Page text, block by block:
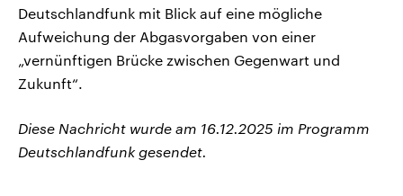
Deutschlandfunk mit Blick auf eine mögliche
Aufweichung der Abgasvorgaben von einer
„vernünftigen Brücke zwischen Gegenwart und
Zukunft“.
Diese Nachricht wurde am 16.12.2025 im Programm
Deutschlandfunk gesendet.